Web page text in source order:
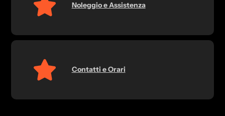
Noleggio e Assistenza
Contatti e Orari